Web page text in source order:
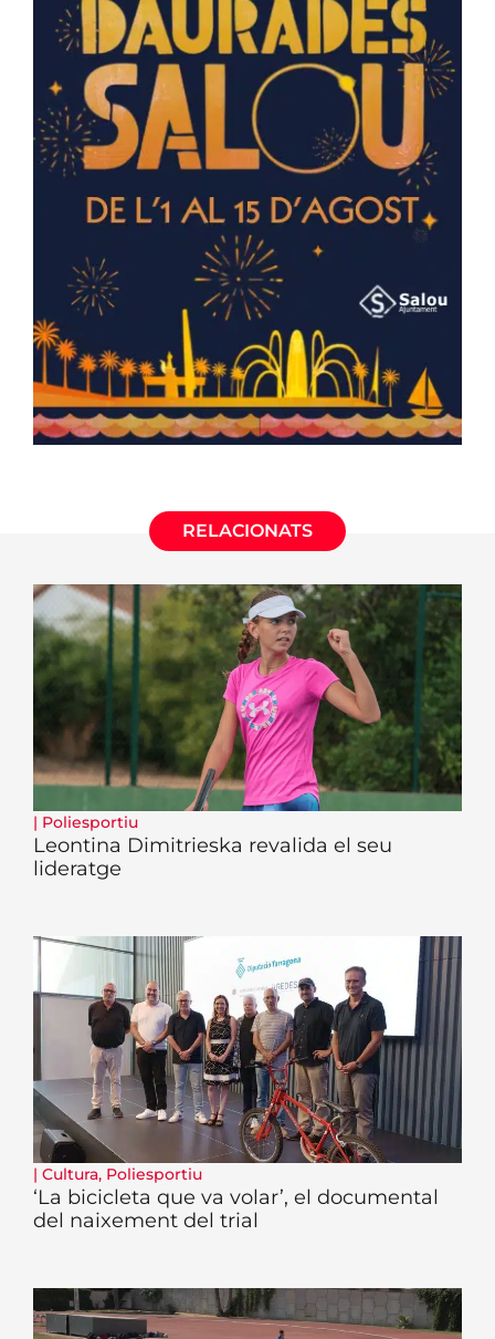
RELACIONATS
| Poliesportiu
Leontina Dimitrieska revalida el seu
lideratge
| Cultura, Poliesportiu
‘La bicicleta que va volar’, el documental
del naixement del trial